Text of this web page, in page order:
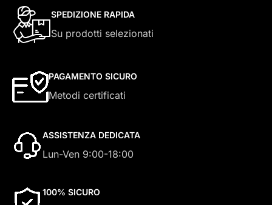
SPEDIZIONE RAPIDA
Su prodotti selezionati
PAGAMENTO SICURO
Metodi certificati
ASSISTENZA DEDICATA
Lun-Ven 9:00-18:00
100% SICURO